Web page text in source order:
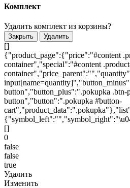
Комплект
Удалить комплект из корзины?
Закрыть Удалить
[]
{"product_page":{"price":"#content
container","special":"#content
button","button_plus":".pokupka .btn-
button","button":".pokupka #button-
[]
0
false
false
true
Удалить
Изменить